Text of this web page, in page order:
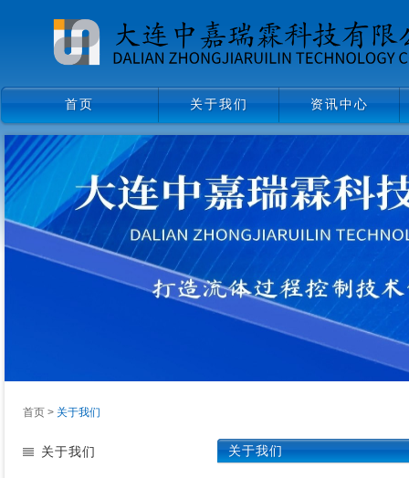
首页 关于我们 资讯中心
首页 关于我们
领导致辞
企业文化
组织架构
首页 > 关于我们
关于我们 关于我们